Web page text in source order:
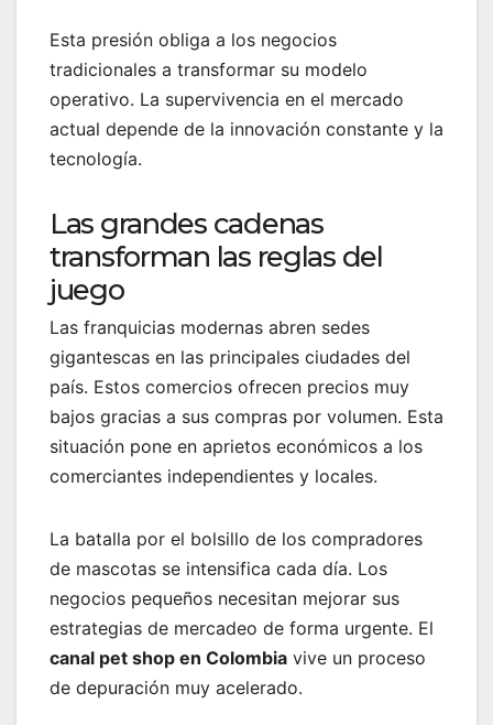
Esta presión obliga a los negocios
tradicionales a transformar su modelo
operativo. La supervivencia en el mercado
actual depende de la innovación constante y la
tecnología.
Las grandes cadenas
transforman las reglas del
juego
Las franquicias modernas abren sedes
gigantescas en las principales ciudades del
país. Estos comercios ofrecen precios muy
bajos gracias a sus compras por volumen. Esta
situación pone en aprietos económicos a los
comerciantes independientes y locales.
La batalla por el bolsillo de los compradores
de mascotas se intensifica cada día. Los
negocios pequeños necesitan mejorar sus
estrategias de mercadeo de forma urgente. El
canal pet shop en Colombia vive un proceso
de depuración muy acelerado.